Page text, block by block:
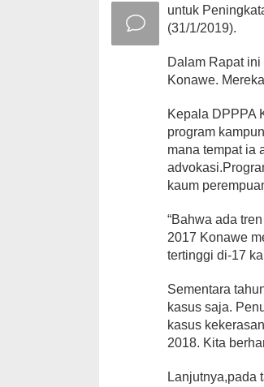
untuk
(31/1/2019).
Dalam Rapat
Konawe.
Kepala DPPPA
program
mana tempat ia
kaum
“Bahwa ada
2017 Konawe
tertinggi di-17
Sementara
kasus saja.
kasus
2018. Kita
Lanjutnya,pada